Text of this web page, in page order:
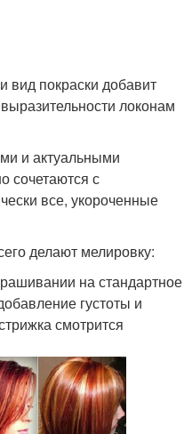
вид покраски добавит
локонам
и актуальными
сочетаются с
все, укороченные
делают мелировку:
на стандартное
густоты и
смотрится